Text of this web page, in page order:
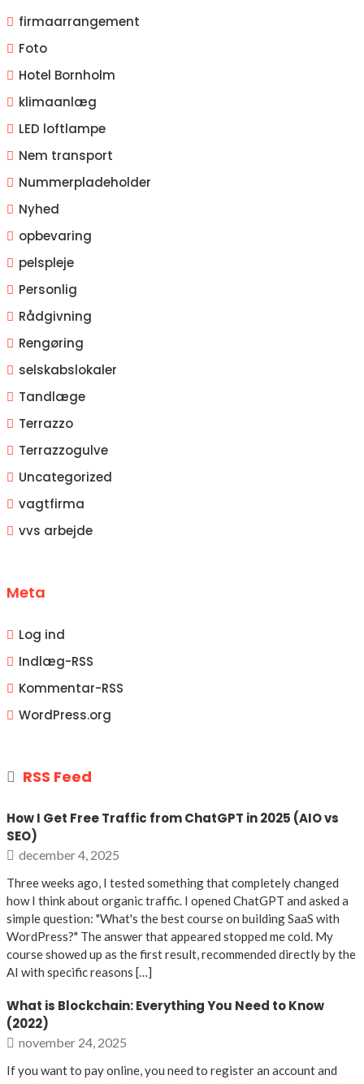
firmaarrangement
Foto
Hotel Bornholm
klimaanlæg
LED loftlampe
Nem transport
Nummerpladeholder
Nyhed
opbevaring
pelspleje
Personlig
Rådgivning
Rengøring
selskabslokaler
Tandlæge
Terrazzo
Terrazzogulve
Uncategorized
vagtfirma
vvs arbejde
Meta
Log ind
Indlæg-RSS
Kommentar-RSS
WordPress.org
RSS Feed
How I Get Free Traffic from ChatGPT in 2025 (AIO vs
SEO)
december 4, 2025
Three weeks ago, I tested something that completely changed
how I think about organic traffic. I opened ChatGPT and asked a
simple question: "What's the best course on building SaaS with
WordPress?" The answer that appeared stopped me cold. My
course showed up as the first result, recommended directly by the
AI with specific reasons […]
What is Blockchain: Everything You Need to Know
(2022)
november 24, 2025
If you want to pay online, you need to register an account and